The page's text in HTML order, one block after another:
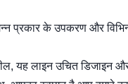
प्रकार के उपकरण और
यह लाइन उचित डिजाइन